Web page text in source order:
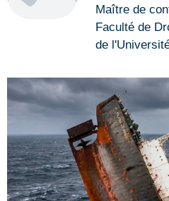
Maître de
Faculté de
de